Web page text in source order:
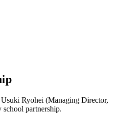
Ryohei (Managing Director,
school partnership.